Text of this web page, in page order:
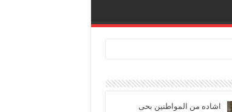
اشاده من المواطنين بحى